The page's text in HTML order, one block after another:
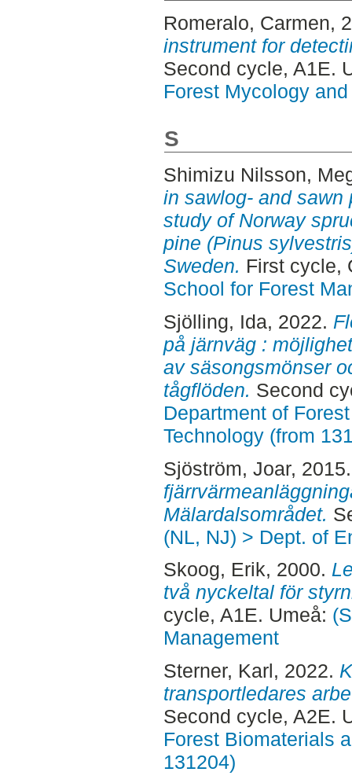
Romeralo, Carmen,
instrument for
Second cycle, A1E.
Forest Mycology
S
Shimizu Nilsson,
in sawlog- and sawn
study of Norway
pine (Pinus
Sweden. First cycle,
School for Forest
Sjölling, Ida, 2022.
på järnväg :
av säsongsmönser
tågflöden. Second
Department of
Technology (from
Sjöström, Joar,
Mälardalsområdet.
(NL, NJ) > Dept. of
Skoog, Erik, 2000.
två nyckeltal för
cycle, A1E. Umeå:
Management
Sterner, Karl, 2022.
transportledares
Second cycle, A2E.
Forest Biomaterials
131204)